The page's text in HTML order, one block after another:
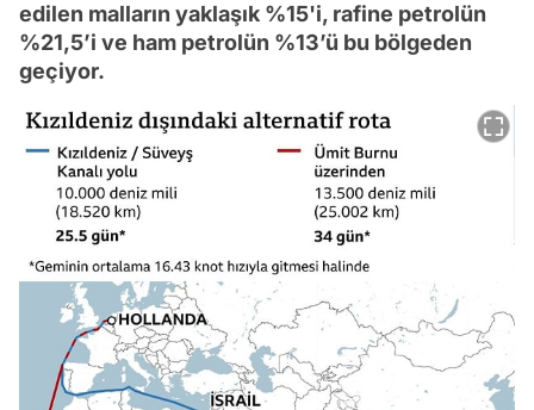
edilen malların yaklaşık %15'i, rafine petrolün
%21,5’i ve ham petrolün %13’ü bu bölgeden
geçiyor.